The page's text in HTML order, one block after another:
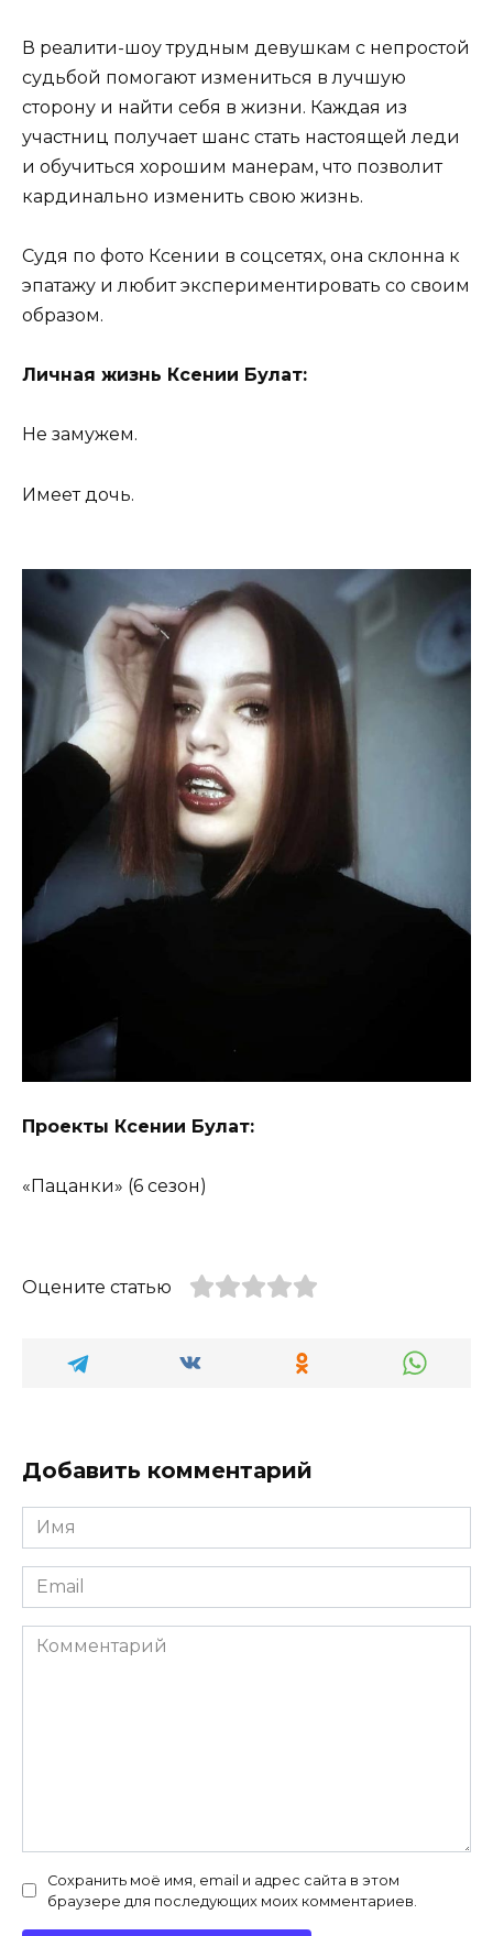
В реалити-шоу трудным девушкам с непростой
судьбой помогают измениться в лучшую
сторону и найти себя в жизни. Каждая из
участниц получает шанс стать настоящей леди
и обучиться хорошим манерам, что позволит
кардинально изменить свою жизнь.
Судя по фото Ксении в соцсетях, она склонна к
эпатажу и любит экспериментировать со своим
образом.
Личная жизнь Ксении Булат:
Не замужем.
Имеет дочь.
Проекты Ксении Булат:
«Пацанки» (6 сезон)
Оцените статью
Добавить комментарий
Имя
*
Email
*
Комментарий
Сохранить моё имя, email и адрес сайта в этом
браузере для последующих моих комментариев.